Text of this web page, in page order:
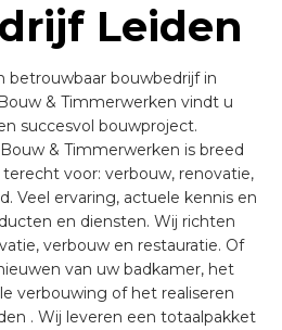
Leiden
betrouwbaar bouwbedrijf in
& Timmerwerken vindt u
succesvol bouwproject.
& Timmerwerken is breed
voor: verbouw, renovatie,
Veel ervaring, actuele kennis en
en diensten. Wij richten
verbouw en restauratie. Of
van uw badkamer, het
verbouwing of het realiseren
. Wij leveren een totaalpakket